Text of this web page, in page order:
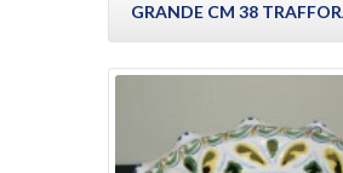
GRANDE CM 38